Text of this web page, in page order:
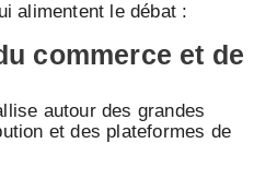
alimentent le débat :
commerce et de
autour des grandes
et des plateformes de